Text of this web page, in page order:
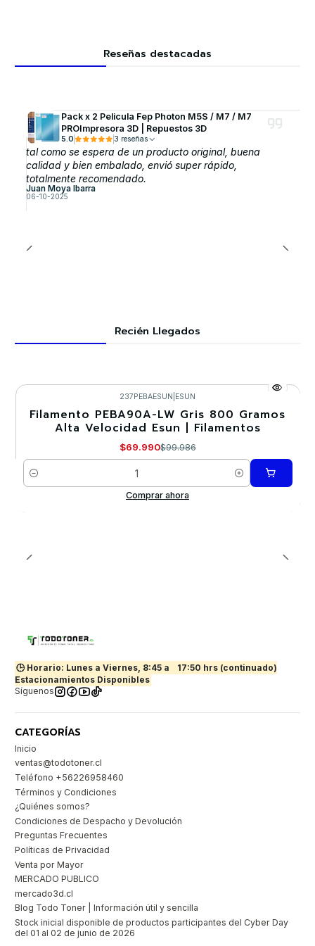
Reseñas destacadas
Pack x 2 Pelicula Fep Photon M5S / M7 / M7
PROImpresora 3D | Repuestos 3D
5.0 3 reseñas
tal como se espera de un producto original, buena
calidad y bien embalado, envió super rápido,
totalmente recomendado.
Juan Moya Ibarra
06-10-2025
Recién Llegados
-30%
237PEBAESUN ESUN
Filamento PEBA90A-LW Gris 800 Gramos
Alta Velocidad Esun | Filamentos
$69.990$99.986
Cantidad
Comprar ahora
🕒 Horario: Lunes a Viernes, 8:45 a
17:50 hrs (continuado)
Estacionamientos Disponibles
Síguenos
CATEGORÍAS
Inicio
ventas@todotoner.cl
Teléfono +56226958460
Términos y Condiciones
¿Quiénes somos?
Condiciones de Despacho y Devolución
Preguntas Frecuentes
Políticas de Privacidad
Venta por Mayor
MERCADO PUBLICO
mercado3d.cl
Blog Todo Toner | Información útil y sencilla
Stock inicial disponible de productos participantes del Cyber Day
del 01 al 02 de junio de 2026